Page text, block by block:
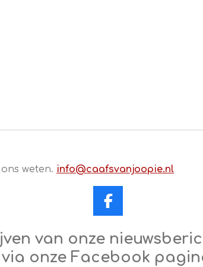
weten. info@caafsvanjoopie.nl
F
c
e
b
van onze
via onze Facebook